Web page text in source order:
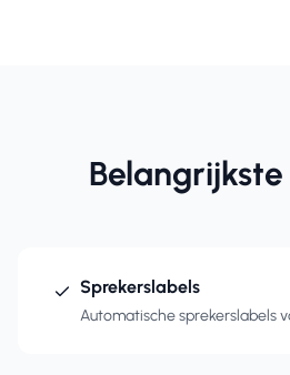
Sprekerslabels
Automatische sprekerslabels